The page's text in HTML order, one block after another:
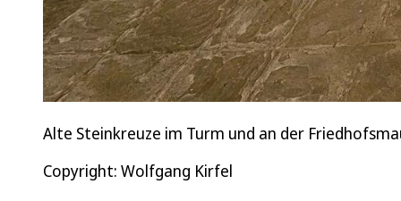
Alte Steinkreuze im Turm und an der
Copyright: Wolfgang Kirfel